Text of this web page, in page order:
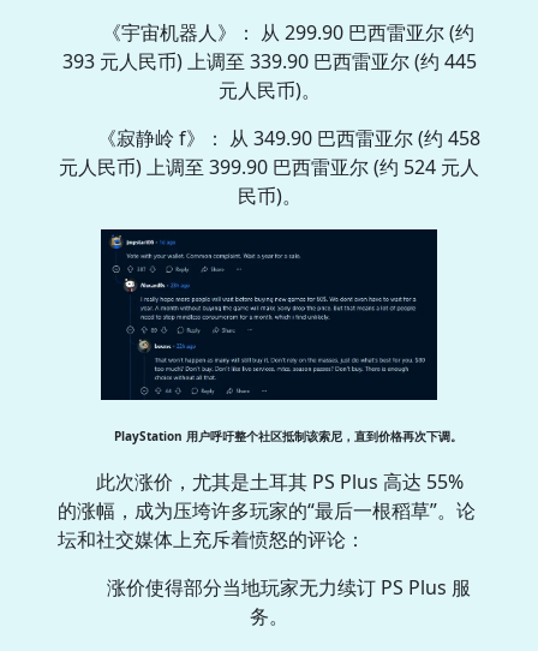
《宇宙机器人》： 从 299.90 巴西雷亚尔 (约
393 元人民币) 上调至 339.90 巴西雷亚尔 (约 445
元人民币)。
《寂静岭 f》： 从 349.90 巴西雷亚尔 (约 458
元人民币) 上调至 399.90 巴西雷亚尔 (约 524 元人
民币)。
PlayStation 用户呼吁整个社区抵制该索尼， 直到价格再次下调。
此次涨价，尤其是土耳其 PS Plus 高达 55%
的涨幅，成为压垮许多玩家的“最后一根稻草”。论
坛和社交媒体上充斥着愤怒的评论：
涨价使得部分当地玩家无力续订 PS Plus 服
务。